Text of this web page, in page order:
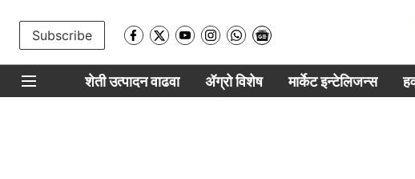
Subscribe
शेती उत्पादन वाढवा ॲग्रो विशेष मार्केट इन्टेलिजन्स